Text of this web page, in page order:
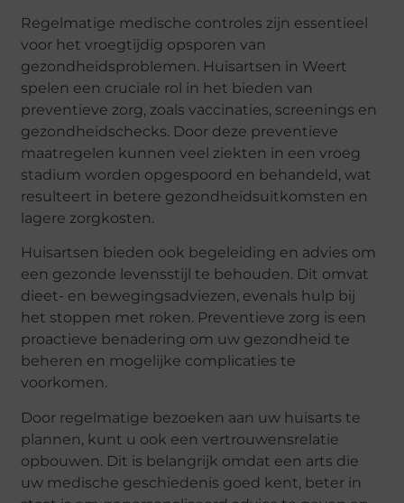
Regelmatige medische controles zijn essentieel
voor het vroegtijdig opsporen van
gezondheidsproblemen. Huisartsen in Weert
spelen een cruciale rol in het bieden van
preventieve zorg, zoals vaccinaties, screenings en
gezondheidschecks. Door deze preventieve
maatregelen kunnen veel ziekten in een vroeg
stadium worden opgespoord en behandeld, wat
resulteert in betere gezondheidsuitkomsten en
lagere zorgkosten.
Huisartsen bieden ook begeleiding en advies om
een gezonde levensstijl te behouden. Dit omvat
dieet- en bewegingsadviezen, evenals hulp bij
het stoppen met roken. Preventieve zorg is een
proactieve benadering om uw gezondheid te
beheren en mogelijke complicaties te
voorkomen.
Door regelmatige bezoeken aan uw huisarts te
plannen, kunt u ook een vertrouwensrelatie
opbouwen. Dit is belangrijk omdat een arts die
uw medische geschiedenis goed kent, beter in